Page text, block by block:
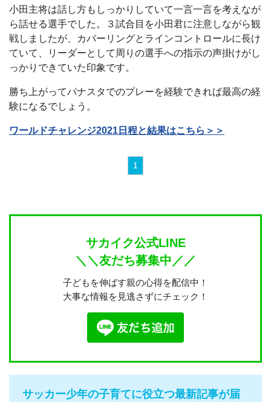
小田主将は話し方もしっかりしていて一言一言を考えなが
ら話せる選手でした。３試合目を小田君に注意しながら観
戦しましたが、カバーリングとラインコントロールに長け
ていて、リーダーとして周りの選手への指示の声掛けがし
っかりできていた印象です。
勝ち上がってパナスタでのプレーを経験できれば最高の経
験になるでしょう。
ワールドチャレンジ2021日程と結果はこちら＞＞
1
サカイク公式LINE
＼＼友だち募集中／／
子どもを伸ばす親の心得を配信中！
大事な情報を見逃さずにチェック！
サッカー少年の子育てに役立つ最新記事が届